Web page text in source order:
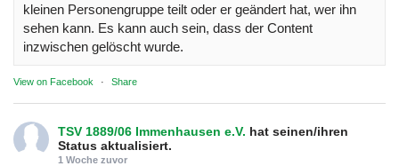
kleinen Personengruppe teilt oder er geändert hat, wer ihn
sehen kann. Es kann auch sein, dass der Content
inzwischen gelöscht wurde.
View on Facebook · Share
TSV 1889/06 Immenhausen e.V. hat seinen/ihren
Status aktualisiert.
1 Woche zuvor